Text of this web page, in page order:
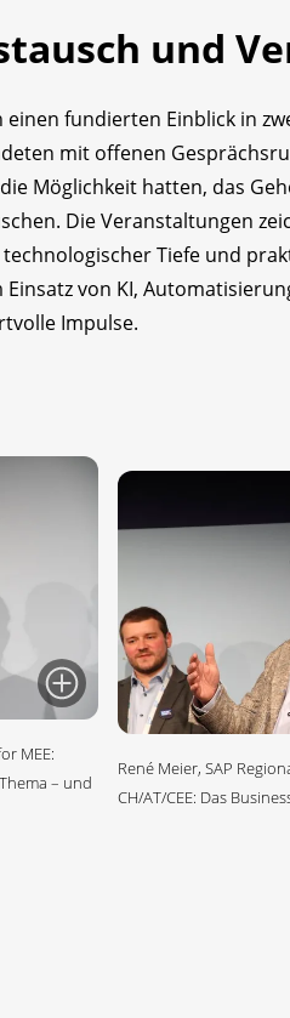
und
fundierten Einblick in
mit offenen
Möglichkeit hatten, das
Die Veranstaltungen
Tiefe und
von KI,
Impulse.
MEE:
– und
René Meier, SAP
CH/AT/CEE: Das